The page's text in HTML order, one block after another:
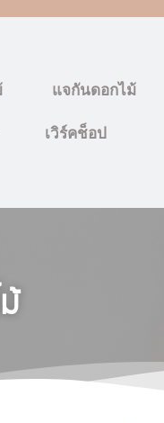
แจกันดอกไม้
เวิร์คช็อป